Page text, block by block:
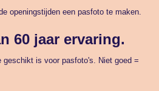
openingstijden een pasfoto te maken.
60 jaar ervaring.
geschikt is voor pasfoto's. Niet goed =